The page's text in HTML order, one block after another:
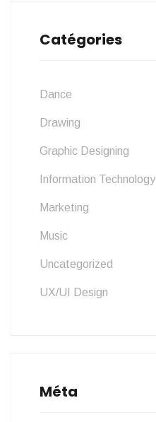
Catégories
Dance
Drawing
Graphic Designing
Information Technology
Marketing
Music
Uncategorized
UX/UI Design
Méta